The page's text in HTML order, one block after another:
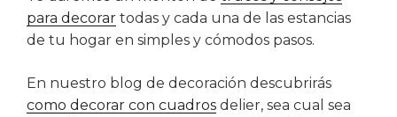
para decorar todas y cada una de las estancias
de tu hogar en simples y cómodos pasos.
En nuestro blog de decoración descubrirás
como decorar con cuadros delier, sea cual sea